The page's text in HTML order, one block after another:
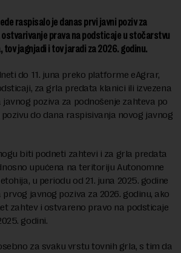
raspisalo je danas prvi javni poziv za
ostvarivanje prava na podsticaje u stočarstvu
tov jagnjadi i tov jaradi za 2026. godinu.
do 11. juna preko platforme eAgrar,
za grla predata klanici ili izvezena
poziva za podnošenje zahteva po
do dana raspisivanja novog javnog
biti podneti zahtevi i za grla predata
upućena na teritoriju Autonomne
u periodu od 21. juna 2025. godine
javnog poziva za 2026. godinu, ako
zahtev i ostvareno pravo na podsticaje
godini.
za svaku vrstu tovnih grla, s tim da